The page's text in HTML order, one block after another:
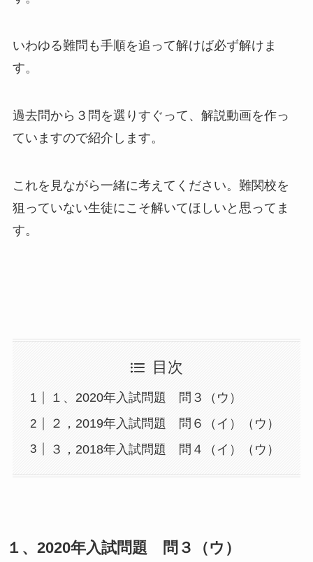
いわゆる難問も手順を追って解けば必ず解けま
す。
過去問から３問を選りすぐって、解説動画を作っ
ていますので紹介します。
これを見ながら一緒に考えてください。難関校を
狙っていない生徒にこそ解いてほしいと思ってま
す。
目次
１、2020年入試問題 問３（ウ）
２，2019年入試問題 問６（イ）（ウ）
３，2018年入試問題 問４（イ）（ウ）
１、2020年入試問題 問３（ウ）